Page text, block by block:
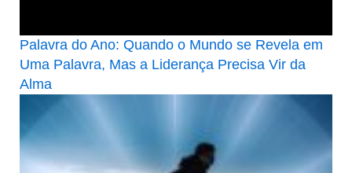
Palavra do Ano: Quando o Mundo se Revela em
Uma Palavra, Mas a Liderança Precisa Vir da
Alma